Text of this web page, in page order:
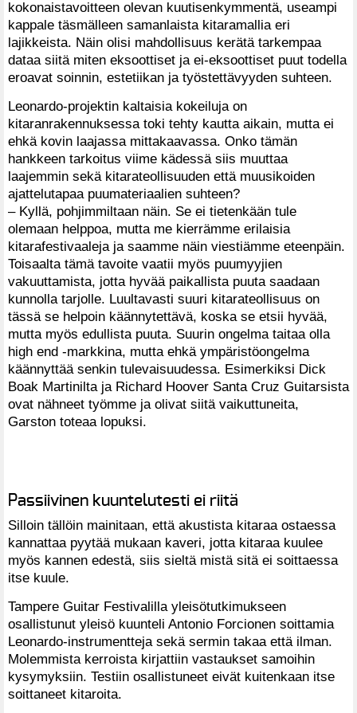
kokonaistavoitteen olevan kuutisenkymmentä, useampi
kappale täsmälleen samanlaista kitaramallia eri
lajikkeista. Näin olisi mahdollisuus kerätä tarkempaa
dataa siitä miten eksoottiset ja ei-eksoottiset puut todella
eroavat soinnin, estetiikan ja työstettävyyden suhteen.
Leonardo-projektin kaltaisia kokeiluja on
kitaranrakennuksessa toki tehty kautta aikain, mutta ei
ehkä kovin laajassa mittakaavassa. Onko tämän
hankkeen tarkoitus viime kädessä siis muuttaa
laajemmin sekä kitarateollisuuden että muusikoiden
ajattelutapaa puumateriaalien suhteen?
– Kyllä, pohjimmiltaan näin. Se ei tietenkään tule
olemaan helppoa, mutta me kierrämme erilaisia
kitarafestivaaleja ja saamme näin viestiämme eteenpäin.
Toisaalta tämä tavoite vaatii myös puumyyjien
vakuuttamista, jotta hyvää paikallista puuta saadaan
kunnolla tarjolle. Luultavasti suuri kitarateollisuus on
tässä se helpoin käännytettävä, koska se etsii hyvää,
mutta myös edullista puuta. Suurin ongelma taitaa olla
high end -markkina, mutta ehkä ympäristöongelma
käännyttää senkin tulevaisuudessa. Esimerkiksi Dick
Boak Martinilta ja Richard Hoover Santa Cruz Guitarsista
ovat nähneet työmme ja olivat siitä vaikuttuneita,
Garston toteaa lopuksi.
Passiivinen kuuntelutesti ei riitä
Silloin tällöin mainitaan, että akustista kitaraa ostaessa
kannattaa pyytää mukaan kaveri, jotta kitaraa kuulee
myös kannen edestä, siis sieltä mistä sitä ei soittaessa
itse kuule.
Tampere Guitar Festivalilla yleisötutkimukseen
osallistunut yleisö kuunteli Antonio Forcionen soittamia
Leonardo-instrumentteja sekä sermin takaa että ilman.
Molemmista kerroista kirjattiin vastaukset samoihin
kysymyksiin. Testiin osallistuneet eivät kuitenkaan itse
soittaneet kitaroita.